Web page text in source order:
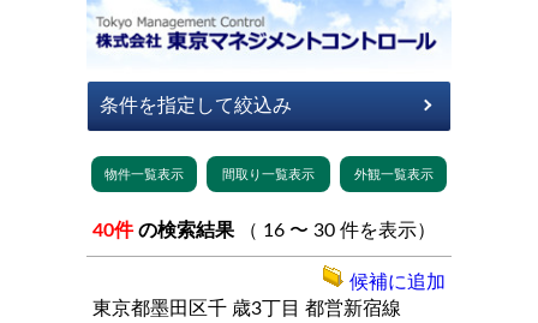
40件 の検索結果 （ 16 〜 30 件を表示）
東京都墨田区千 歳3丁目 都営新宿線
候補に追加